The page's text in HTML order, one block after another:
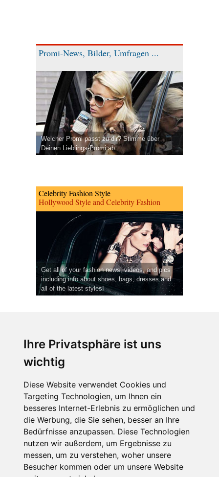
Ihre Privatsphäre ist uns
wichtig
Diese Website verwendet Cookies und
Targeting Technologien, um Ihnen ein
besseres Internet-Erlebnis zu ermöglichen und
die Werbung, die Sie sehen, besser an Ihre
Bedürfnisse anzupassen. Diese Technologien
nutzen wir außerdem, um Ergebnisse zu
messen, um zu verstehen, woher unsere
Besucher kommen oder um unsere Website
Promi-News, Bilder, Umfragen ...
Welcher Promi passt zu dir? Stimme über
Deinen Lieblings-Promi ab.
Celebrity Fashion Style
Hollywood Style and Celebrity Fashion
Get all of your fashion news, videos, and pics
including info about shoes, bags, dresses and
all of the latest styles!
CPost.org© 2013-2023 The Celebrity Post.
Terms of Use Privacy | Cookies Policy( Einstellungen ändern
About Us
Advertising
Contact Us